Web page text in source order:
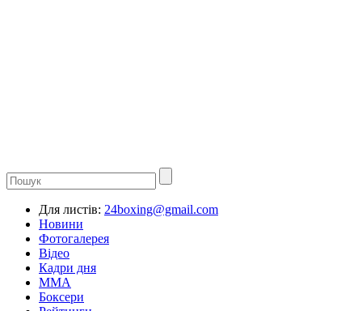
Для листів: 24boxing@gmail.com
Новини
Фотогалерея
Відео
Кадри дня
ММА
Боксери